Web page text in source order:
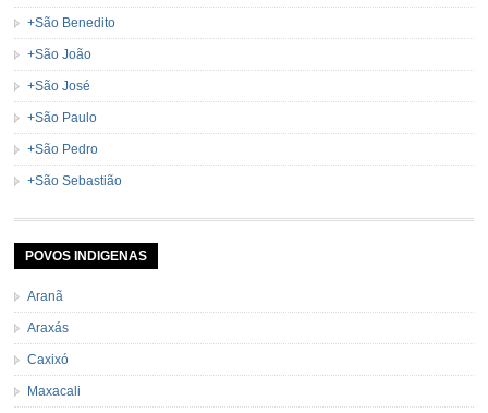
+São Benedito
+São João
+São José
+São Paulo
+São Pedro
+São Sebastião
POVOS INDIGENAS
Aranã
Araxás
Caxixó
Maxacali